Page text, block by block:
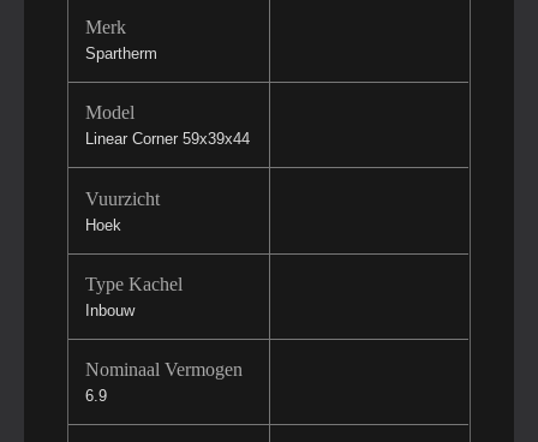
Merk
Spartherm
Model
Linear Corner 59x39x44
Vuurzicht
Hoek
Type Kachel
Inbouw
Nominaal Vermogen
6.9